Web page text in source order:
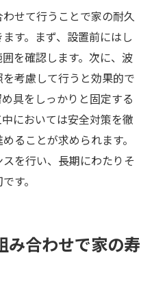
せて行うことで家の耐久
す。まず、設置前にはし
を確認します。次に、波
考慮して行うと効果的で
具をしっかりと固定する
においては安全対策を徹
ることが求められます。
を行い、長期にわたりそ
す。
み合わせで家の寿